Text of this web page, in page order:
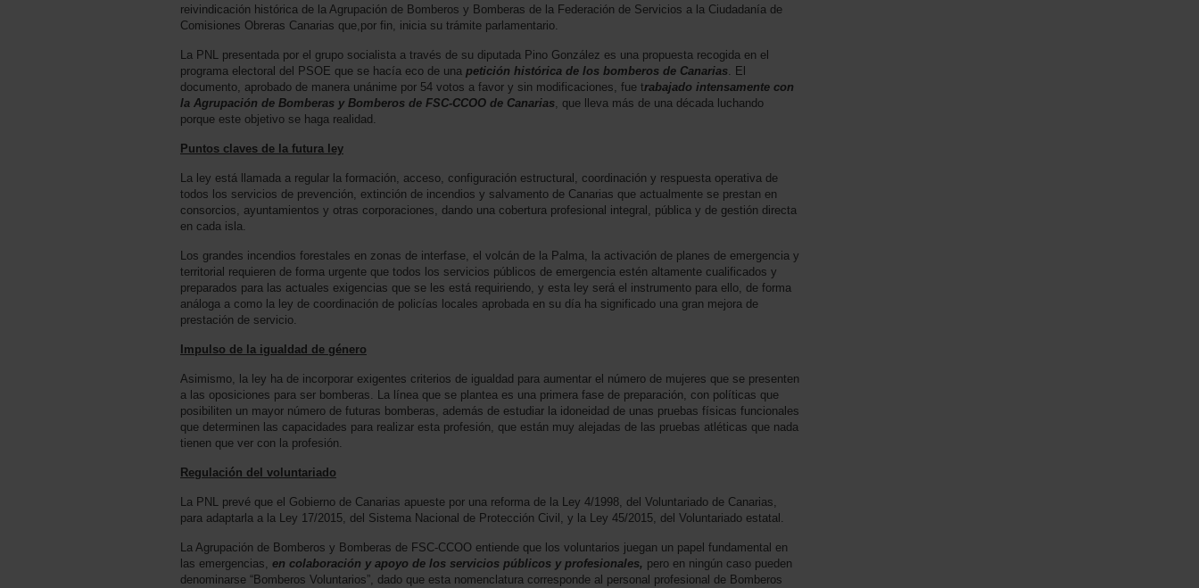
reivindicación histórica de la Agrupación de Bomberos y Bomberas de la Federación de Servicios a la Ciudadanía de
Comisiones Obreras Canarias que,por fin, inicia su trámite parlamentario.
La PNL presentada por el grupo socialista a través de su diputada Pino González es una propuesta recogida en el
programa electoral del PSOE que se hacía eco de una petición histórica de los bomberos de Canarias. El
documento, aprobado de manera unánime por 54 votos a favor y sin modificaciones, fue trabajado intensamente con
la Agrupación de Bomberas y Bomberos de FSC-CCOO de Canarias, que lleva más de una década luchando
porque este objetivo se haga realidad.
Puntos claves de la futura ley
La ley está llamada a regular la formación, acceso, configuración estructural, coordinación y respuesta operativa de
todos los servicios de prevención, extinción de incendios y salvamento de Canarias que actualmente se prestan en
consorcios, ayuntamientos y otras corporaciones, dando una cobertura profesional integral, pública y de gestión directa
en cada isla.
Los grandes incendios forestales en zonas de interfase, el volcán de la Palma, la activación de planes de emergencia y
territorial requieren de forma urgente que todos los servicios públicos de emergencia estén altamente cualificados y
preparados para las actuales exigencias que se les está requiriendo, y esta ley será el instrumento para ello, de forma
análoga a como la ley de coordinación de policías locales aprobada en su día ha significado una gran mejora de
prestación de servicio.
Impulso de la igualdad de género
Asimismo, la ley ha de incorporar exigentes criterios de igualdad para aumentar el número de mujeres que se presenten
a las oposiciones para ser bomberas. La línea que se plantea es una primera fase de preparación, con políticas que
posibiliten un mayor número de futuras bomberas, además de estudiar la idoneidad de unas pruebas físicas funcionales
que determinen las capacidades para realizar esta profesión, que están muy alejadas de las pruebas atléticas que nada
tienen que ver con la profesión.
Regulación del voluntariado
La PNL prevé que el Gobierno de Canarias apueste por una reforma de la Ley 4/1998, del Voluntariado de Canarias,
para adaptarla a la Ley 17/2015, del Sistema Nacional de Protección Civil, y la Ley 45/2015, del Voluntariado estatal.
La Agrupación de Bomberos y Bomberas de FSC-CCOO entiende que los voluntarios juegan un papel fundamental en
las emergencias, en colaboración y apoyo de los servicios públicos y profesionales, pero en ningún caso pueden
denominarse “Bomberos Voluntarios”, dado que esta nomenclatura corresponde al personal profesional de Bomberos